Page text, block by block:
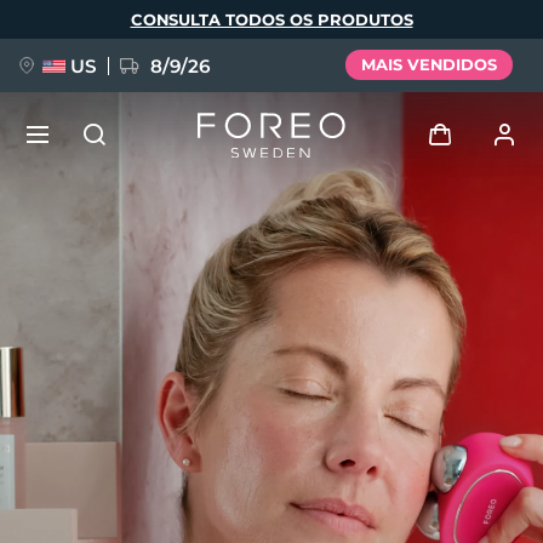
principal
CONSULTA TODOS OS PRODUTOS
US 8/9/26 MAIS VENDIDOS
Perfil de usuário
Meus aparelhos
Meus pedidos
Meus endereços
As minhas subscrições
FAQ™ Pure Beauty-Tech Elixir
BREAKING NEWS
issa™ Teeth Whitening Set
Deutsch
Español
Italiano
Português
Svenska
Русский
简体中文 繁體中文